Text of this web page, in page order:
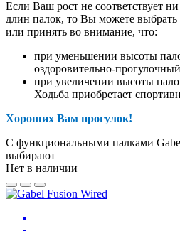
Если Ваш рост не соответствует
длин палок, то Вы можете выбрать
или принять во внимание, что:
при уменьшении высоты
оздоровительно-
при увеличении высоты
Ходьба приобретает
Хороших Вам прогулок!
С функциональными палками
выбирают
Нет в наличии